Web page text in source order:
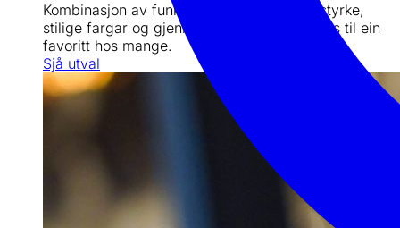
Kombinasjon av funksjonelle detaljar, slitestyrke,
stilige fargar og gjennomført design gjer oss til ein
favoritt hos mange.
Sjå utval